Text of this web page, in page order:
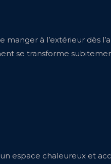
à l’extérieur dès
se transforme
espace chaleureux et